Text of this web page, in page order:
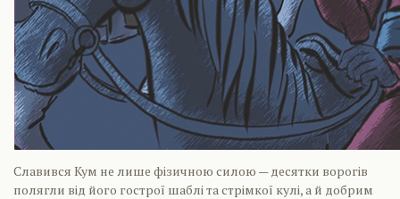
Славився Кум не лише фізичною силою — десятки ворогів
полягли від його гострої шаблі та стрімкої кулі, а й добрим